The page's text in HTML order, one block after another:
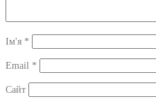
Ім'я *
Email *
Сайт